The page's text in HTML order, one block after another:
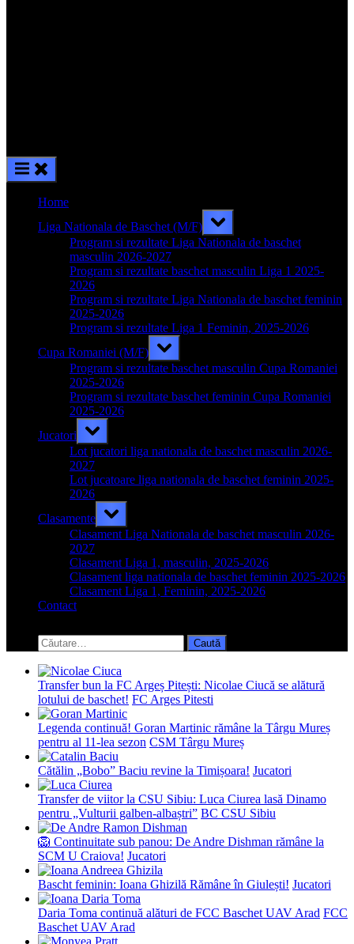
Home
Liga Nationala de Baschet (M/F)
Toggle
sub-
menu
Program si rezultate Liga Nationala de baschet
masculin 2026-2027
Program si rezultate baschet masculin Liga 1 2025-
2026
Program si rezultate Liga Nationala de baschet feminin
2025-2026
Program si rezultate Liga 1 Feminin, 2025-2026
Cupa Romaniei (M/F)
Toggle
sub-
menu
Program si rezultate baschet masculin Cupa Romaniei
2025-2026
Program si rezultate baschet feminin Cupa Romaniei
2025-2026
Jucatori
Toggle
sub-
menu
Lot jucatori liga nationala de baschet masculin 2026-
2027
Lot jucatoare liga nationala de baschet feminin 2025-
2026
Clasamente
Toggle
sub-
menu
Clasament Liga Nationala de baschet masculin 2026-
2027
Clasament Liga 1, masculin, 2025-2026
Clasament liga nationala de baschet feminin 2025-2026
Clasament Liga 1, Feminin, 2025-2026
Contact
search
form
Caută
după:
Transfer bun la FC Argeș Pitești: Nicolae Ciucă se alătură
lotului de baschet! FC Arges Pitesti
Legenda continuă! Goran Martinic rămâne la Târgu Mureș
pentru al 11-lea sezon CSM Târgu Mureș
Cătălin „Bobo” Baciu revine la Timișoara! Jucatori
Transfer de viitor la CSU Sibiu: Luca Ciurea lasă Dinamo
pentru „Vulturii galben-albaștri” BC CSU Sibiu
🦁 Continuitate sub panou: De Andre Dishman rămâne la
SCM U Craiova! Jucatori
Bascht feminin: Ioana Ghizilă Rămâne în Giulești! Jucatori
Daria Toma continuă alături de FCC Baschet UAV Arad FCC
Baschet UAV Arad